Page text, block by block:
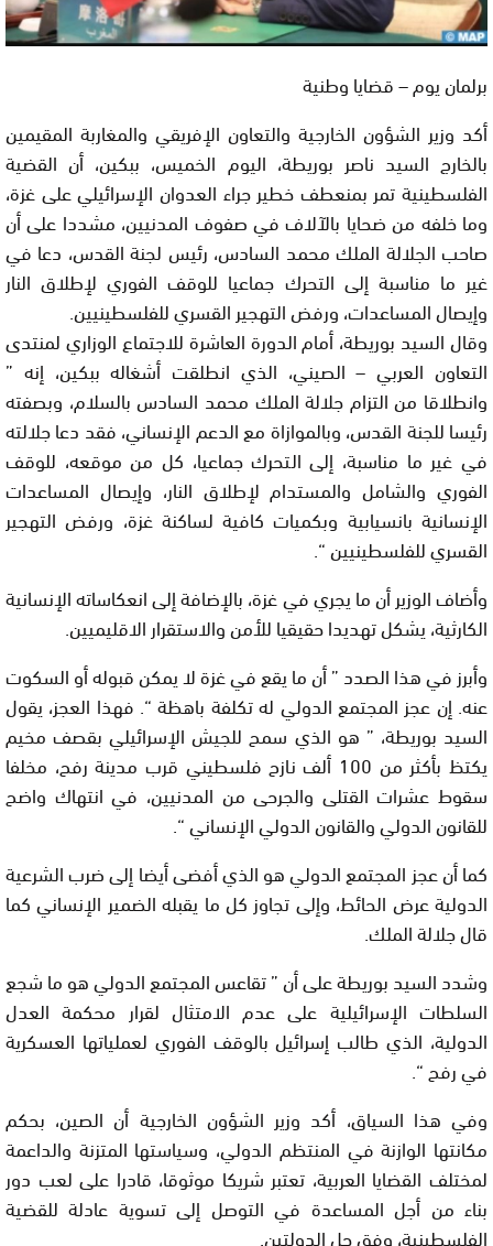
برلمان يوم – قضايا وطنية
أكد وزير الشؤون الخارجية والتعاون الإفريقي والمغاربة المقيمين
بالخارج السيد ناصر بوريطة، اليوم الخميس، ببكين، أن القضية
الفلسطينية تمر بمنعطف خطير جراء العدوان الإسرائيلي على غزة،
وما خلفه من ضحايا بالآلاف في صفوف المدنيين، مشددا على أن
صاحب الجلالة الملك محمد السادس، رئيس لجنة القدس، دعا في
غير ما مناسبة إلى التحرك جماعيا للوقف الفوري لإطلاق النار
وإيصال المساعدات، ورفض التهجير القسري للفلسطينيين.
وقال السيد بوريطة، أمام الدورة العاشرة للاجتماع الوزاري لمنتدى
التعاون العربي – الصيني، الذي انطلقت أشغاله ببكين، إنه ”
وانطلاقا من التزام جلالة الملك محمد السادس بالسلام، وبصفته
رئيسا للجنة القدس، وبالموازاة مع الدعم الإنساني، فقد دعا جلالته
في غير ما مناسبة، إلى التحرك جماعيا، كل من موقعه، للوقف
الفوري والشامل والمستدام لإطلاق النار، وإيصال المساعدات
الإنسانية بانسيابية وبكميات كافية لساكنة غزة، ورفض التهجير
القسري للفلسطينيين “.
وأضاف الوزير أن ما يجري في غزة، بالإضافة إلى انعكاساته الإنسانية
الكارثية، يشكل تهديدا حقيقيا للأمن والاستقرار الاقليميين.
وأبرز في هذا الصدد ” أن ما يقع في غزة لا يمكن قبوله أو السكوت
عنه. إن عجز المجتمع الدولي له تكلفة باهظة “. فهذا العجز، يقول
السيد بوريطة، ” هو الذي سمح للجيش الإسرائيلي بقصف مخيم
يكتظ بأكثر من 100 ألف نازح فلسطيني قرب مدينة رفح، مخلفا
سقوط عشرات القتلى والجرحى من المدنيين، في انتهاك واضح
للقانون الدولي والقانون الدولي الإنساني “.
كما أن عجز المجتمع الدولي هو الذي أفضى أيضا إلى ضرب الشرعية
الدولية عرض الحائط، وإلى تجاوز كل ما يقبله الضمير الإنساني كما
قال جلالة الملك.
وشدد السيد بوريطة على أن ” تقاعس المجتمع الدولي هو ما شجع
السلطات الإسرائيلية على عدم الامتثال لقرار محكمة العدل
الدولية، الذي طالب إسرائيل بالوقف الفوري لعملياتها العسكرية
في رفح “.
وفي هذا السياق، أكد وزير الشؤون الخارجية أن الصين، بحكم
مكانتها الوازنة في المنتظم الدولي، وسياستها المتزنة والداعمة
لمختلف القضايا العربية، تعتبر شريكا موثوقا، قادرا على لعب دور
بناء من أجل المساعدة في التوصل إلى تسوية عادلة للقضية
الفلسطينية، وفق حل الدولتين.